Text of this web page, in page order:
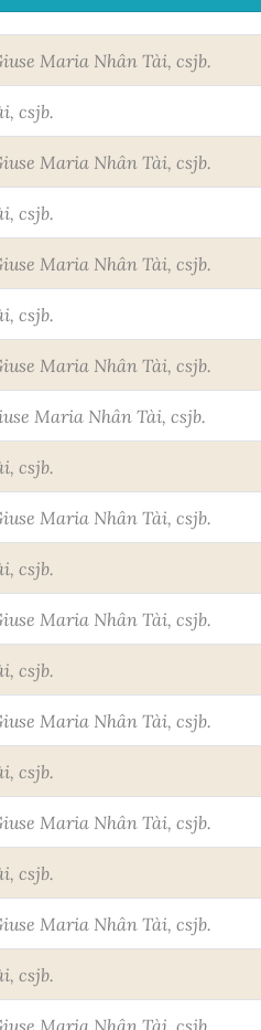
Maria Nhân Tài, csjb.
csjb.
Maria Nhân Tài, csjb.
csjb.
Maria Nhân Tài, csjb.
csjb.
Maria Nhân Tài, csjb.
Maria Nhân Tài, csjb.
csjb.
Maria Nhân Tài, csjb.
csjb.
Maria Nhân Tài, csjb.
csjb.
Maria Nhân Tài, csjb.
csjb.
Maria Nhân Tài, csjb.
csjb.
Maria Nhân Tài, csjb.
csjb.